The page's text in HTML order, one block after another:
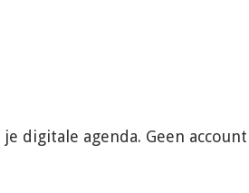
digitale agenda. Geen